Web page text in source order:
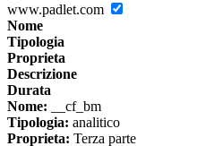
www.padlet.com
Nome
Tipologia
Proprieta
Descrizione
Durata
Nome: __cf_bm
Tipologia: analitico
Proprieta: Terza parte